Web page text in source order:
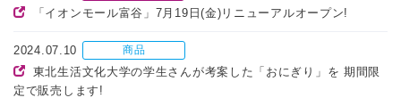
「イオンモール富谷」7月19日(金)リニューアルオープン!
2024.07.10 商品
東北生活文化大学の学生さんが考案した「おにぎり」を 期間限
定で販売します!